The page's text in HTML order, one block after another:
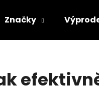
Značky